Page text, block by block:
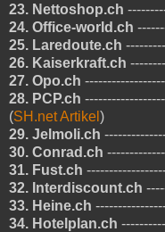
23. Nettoshop.ch
24. Office-world.ch
25. Laredoute.ch
26. Kaiserkraft.ch
27. Opo.ch
28. PCP.ch
(SH.net Artikel )
29. Jelmoli.ch
30. Conrad.ch
31. Fust.ch
32. Interdiscount.ch
33. Heine.ch
34. Hotelplan.ch